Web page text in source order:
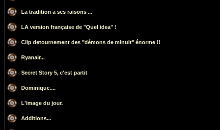
La tradition a ses raisons ...
LA version française de "Quel idea" !
Clip detournement des "démons de minuit" énorme !!
Ryanair...
Secret Story 5, c'est partit
Dominique....
L'image du jour.
Additions...